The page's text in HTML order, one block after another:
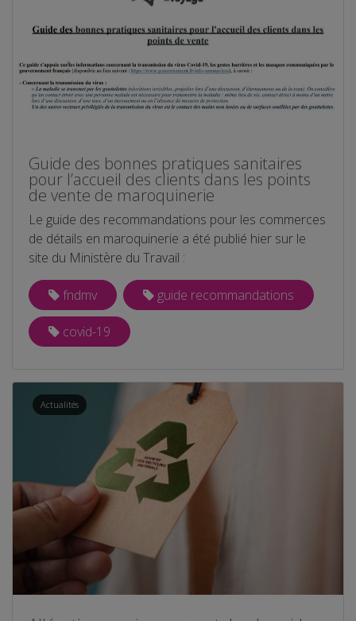
Guide des bonnes pratiques sanitaires
pour l’accueil des clients dans les points
de vente de maroquinerie
Le guide des recommandations pour les commerces
de détails en maroquinerie a été publié hier sur le
site du Ministère du Travail :
fndmv guide recommandations
covid-19
Actualités